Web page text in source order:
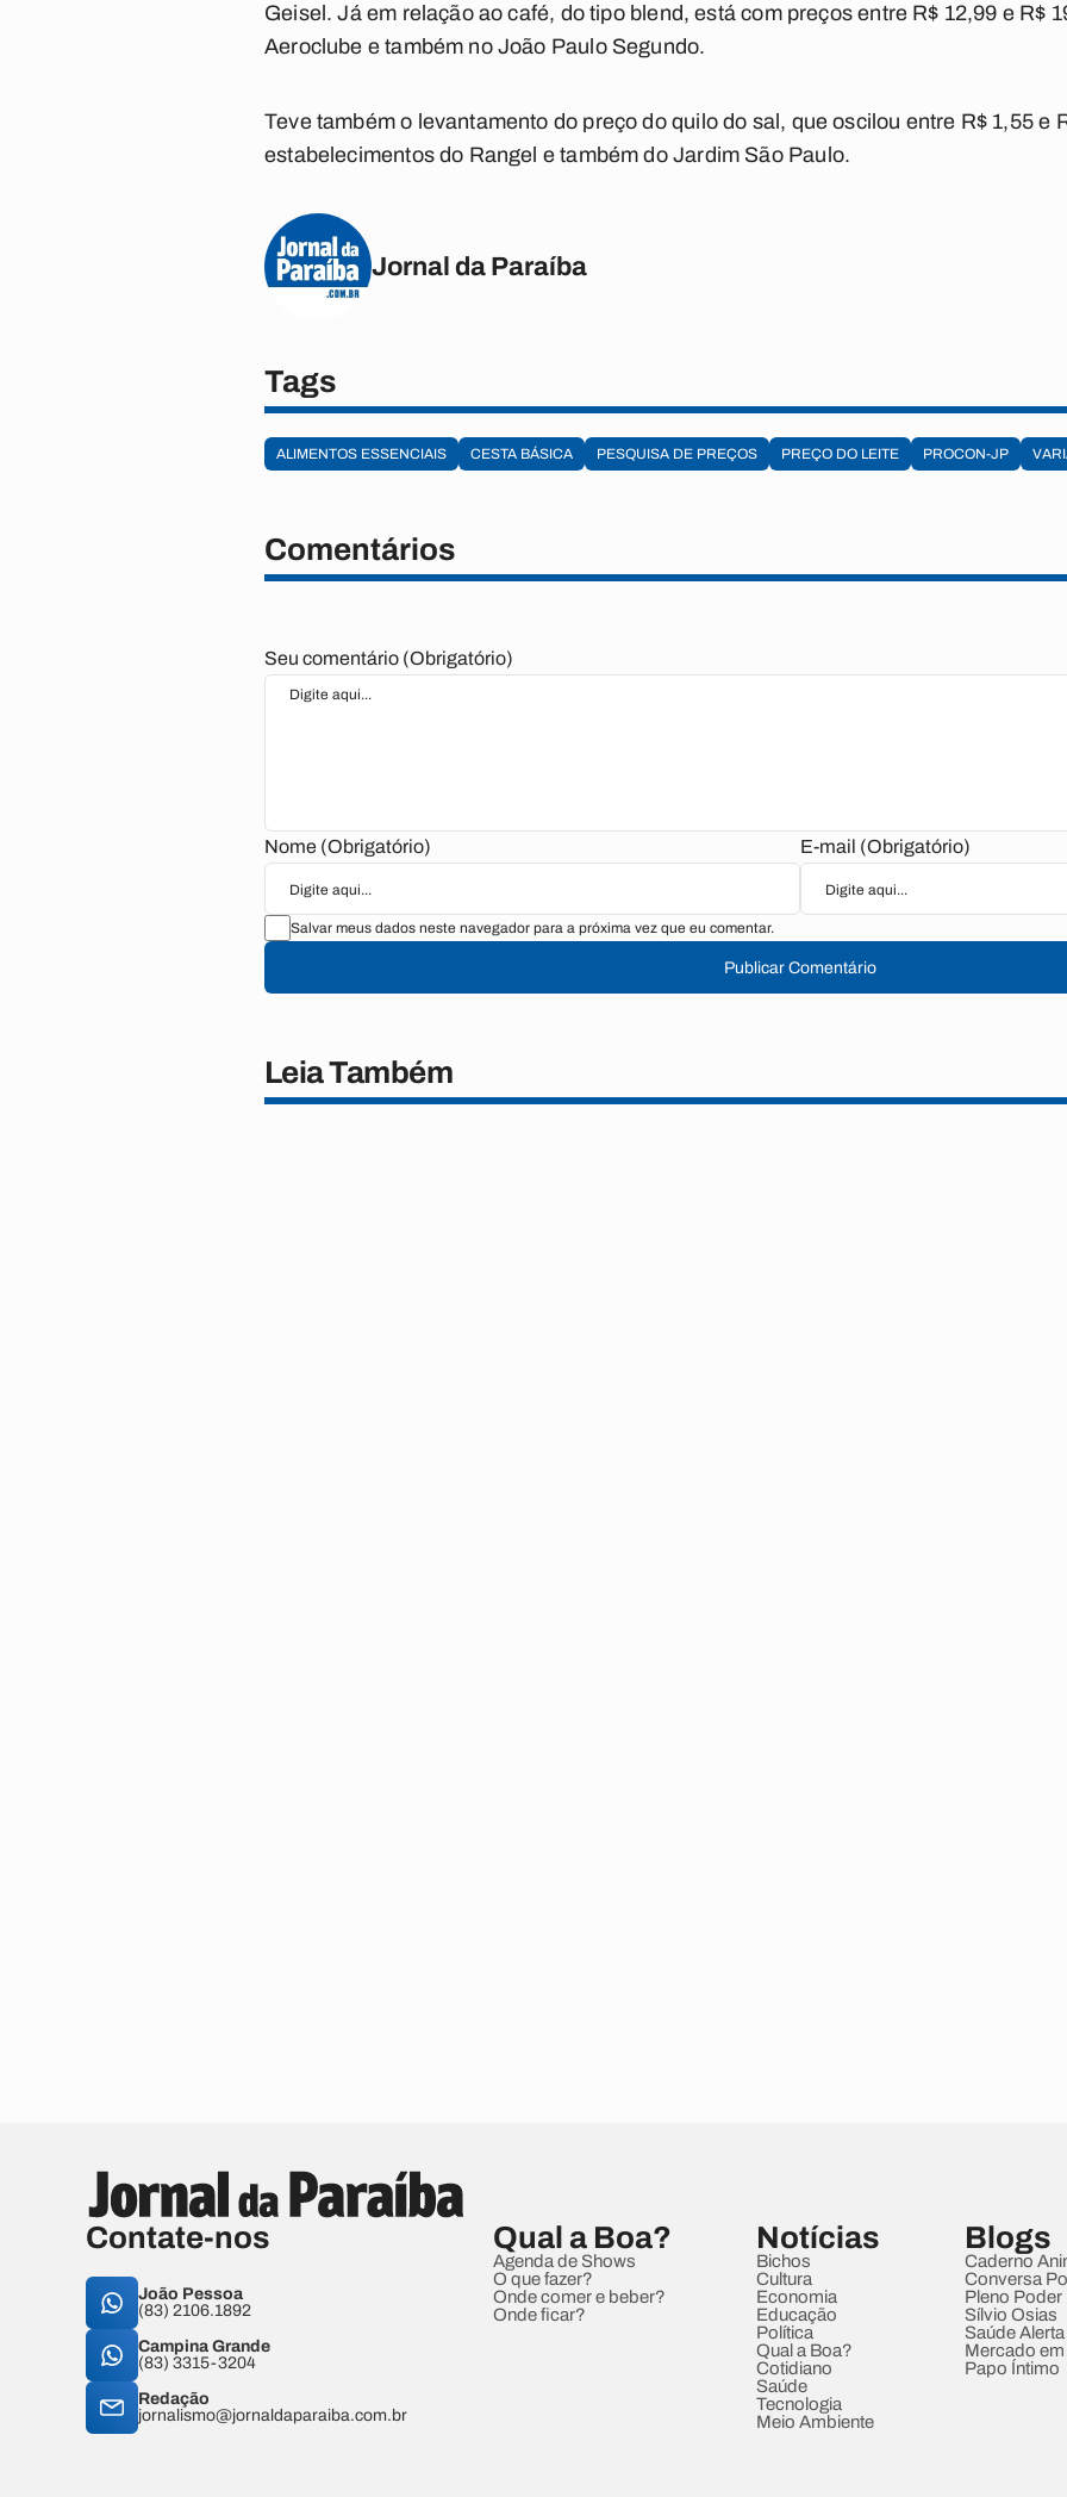
Geisel. Já em relação ao café, do tipo blend, está com preços entre R$ 12,99 e R$
Aeroclube e também no João Paulo Segundo.
Teve também o levantamento do preço do quilo do sal, que oscilou entre R$ 1,55 e
estabelecimentos do Rangel e também do Jardim São Paulo.
Jornal da Paraíba
Tags
ALIMENTOS ESSENCIAIS CESTA BÁSICA PESQUISA DE PREÇOS PREÇO DO LEITE PROCON-JP
Comentários
Seu comentário (Obrigatório)
Nome (Obrigatório) E-mail (Obrigatório)
Salvar meus dados neste navegador para a próxima vez que eu comentar.
Publicar Comentário
Leia Também
Contate-nos
João Pessoa
(83) 2106.1892
Campina Grande
(83) 3315-3204
Redação
jornalismo@jornaldaparaiba.com.br
Qual a Boa?
Agenda de Shows
O que fazer?
Onde comer e beber?
Onde ficar?
Notícias
Bichos
Cultura
Economia
Educação
Política
Qual a Boa?
Cotidiano
Saúde
Tecnologia
Meio Ambiente
Blogs
Caderno
Conversa
Pleno Poder
Sílvio Osias
Saúde Alerta
Mercado
Papo Íntimo